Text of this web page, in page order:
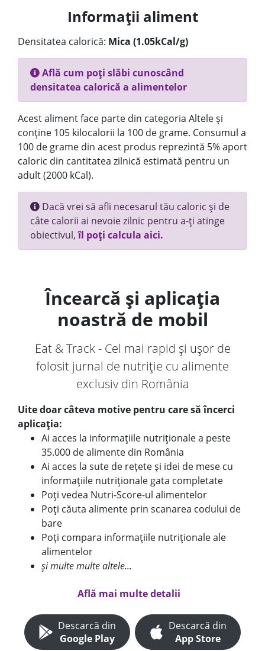
Informații aliment
Densitatea calorică: Mica (1.05kCal/g)
Află cum poți slăbi cunoscând
densitatea calorică a alimentelor
Acest aliment face parte din categoria Altele și
conține 105 kilocalorii la 100 de grame. Consumul a
100 de grame din acest produs reprezintă 5% aport
caloric din cantitatea zilnică estimată pentru un
adult (2000 kCal).
Dacă vrei să afli necesarul tău caloric și de
câte calorii ai nevoie zilnic pentru a-ți atinge
obiectivul,îl poți calcula aici.
Încearcă și aplicația
noastră de mobil
Eat & Track - Cel mai rapid și ușor de
folosit jurnal de nutriție cu alimente
exclusiv din România
Uite doar câteva motive pentru care să încerci
aplicația:
Ai acces la informațiile nutriționale a peste
35.000 de alimente din România
Ai acces la sute de rețete și idei de mese cu
informațiile nutriționale gata completate
Poți vedea Nutri-Score-ul alimentelor
Poți căuta alimente prin scanarea codului de
bare
Poți compara informațiile nutriționale ale
alimentelor
și multe multe altele...
Află mai multe detalii
Descarcă din
Google Play
Descarcă din
App Store